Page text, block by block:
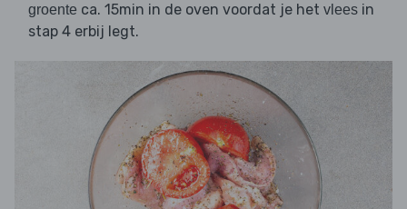
groente ca. 15min in de oven voordat je het vlees in
stap 4 erbij legt.